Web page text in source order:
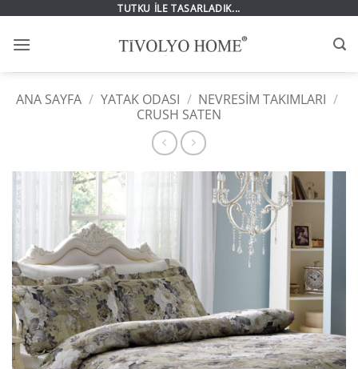
TUTKU İLE TASARLADIK...
ANA SAYFA / YATAK ODASI / NEVRESIM TAKIMLARI /
CRUSH SATEN